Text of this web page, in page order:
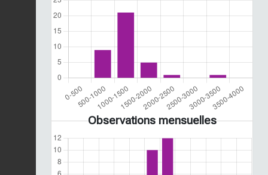
Observations mensuelles